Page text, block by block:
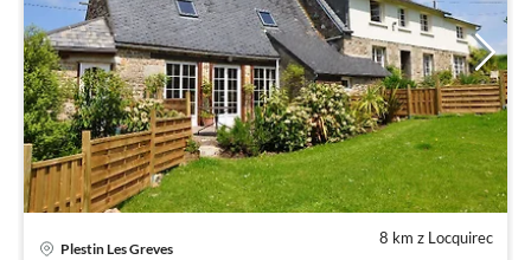
8 km z Locquirec
Plestin Les Greves